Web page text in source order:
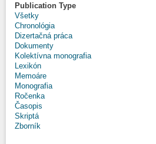
Publication Type
Všetky
Chronológia
Dizertačná práca
Dokumenty
Kolektívna monografia
Lexikón
Memoáre
Monografia
Ročenka
Časopis
Skriptá
Zborník